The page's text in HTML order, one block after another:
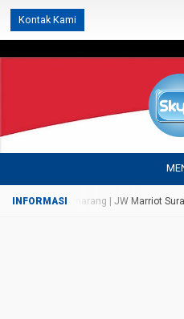
Kontak Kami
Semarang | JW Marriot